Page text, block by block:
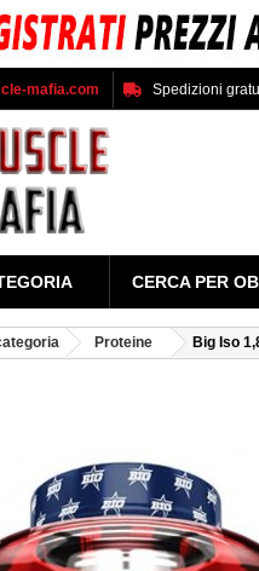
mafia.com Spedizioni
CERCA PER
Proteine Big Iso